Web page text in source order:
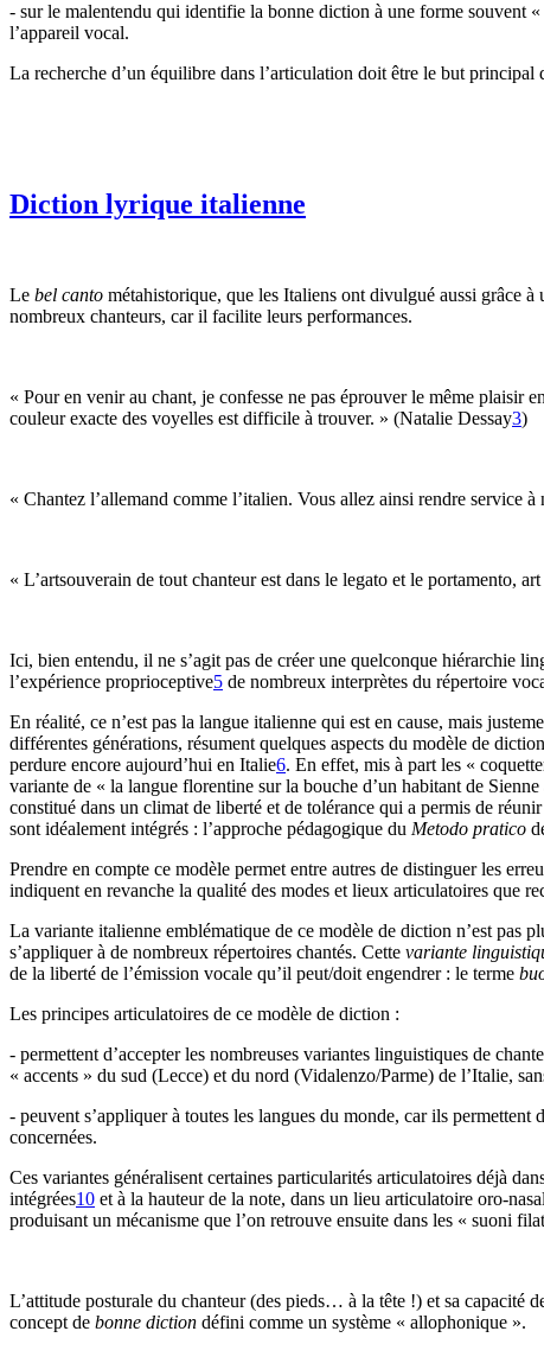
- sur le malentendu qui identifie la bonne diction à une forme souvent
l’appareil vocal.
La recherche d’un équilibre dans l’articulation doit être le but
Diction lyrique italienne
Le bel canto métahistorique, que les Italiens ont divulgué aussi grâce à
nombreux chanteurs, car il facilite leurs performances.
« Pour en venir au chant, je confesse ne pas éprouver le même plaisir
couleur exacte des voyelles est difficile à trouver. » (Natalie Dessay3)
« Chantez l’allemand comme l’italien. Vous allez ainsi rendre service
« L’artsouverain de tout chanteur est dans le legato et le portamento,
Ici, bien entendu, il ne s’agit pas de créer une quelconque hiérarchie
l’expérience proprioceptive5 de nombreux interprètes du répertoire
En réalité, ce n’est pas la langue italienne qui est en cause, mais
différentes générations, résument quelques aspects du modèle de
perdure encore aujourd’hui en Italie6. En effet, mis à part les «
variante de « la langue florentine sur la bouche d’un habitant de
constitué dans un climat de liberté et de tolérance qui a permis de
sont idéalement intégrés : l’approche pédagogique du Metodo pratico
Prendre en compte ce modèle permet entre autres de distinguer les
indiquent en revanche la qualité des modes et lieux articulatoires que
La variante italienne emblématique de ce modèle de diction n’est pas
s’appliquer à de nombreux répertoires chantés. Cette variante
de la liberté de l’émission vocale qu’il peut/doit engendrer : le terme
Les principes articulatoires de ce modèle de diction :
- permettent d’accepter les nombreuses variantes linguistiques de
« accents » du sud (Lecce) et du nord (Vidalenzo/Parme) de l’Italie,
- peuvent s’appliquer à toutes les langues du monde, car ils
concernées.
Ces variantes généralisent certaines particularités articulatoires déjà
intégrées10 et à la hauteur de la note, dans un lieu articulatoire oro-
produisant un mécanisme que l’on retrouve ensuite dans les « suoni
L’attitude posturale du chanteur (des pieds… à la tête !) et sa capacité
concept de bonne diction défini comme un système « allophonique ».